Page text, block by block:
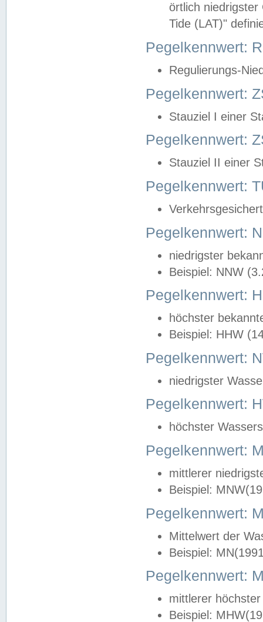
örtlich
Tide (LAT)"
Pegelkennwert:
Regulierungs-
Pegelkennwert:
Stauziel I einer
Pegelkennwert:
Stauziel II einer
Pegelkennwert:
Pegelkennwert:
niedrigster
Beispiel: NNW
Pegelkennwert:
höchster
Beispiel: HHW
Pegelkennwert:
niedrigster
Pegelkennwert:
höchster
Pegelkennwert:
mittlerer
Beispiel:
Pegelkennwert:
Mittelwert der
Beispiel:
Pegelkennwert:
mittlerer
Beispiel: